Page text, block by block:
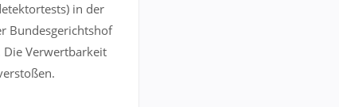
in der
Bundesgerichtshof
Verwertbarkeit